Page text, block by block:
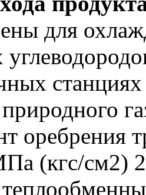
для
станциях
оребрения
(кгс/см2)